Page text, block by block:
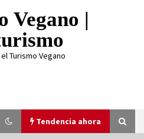
Vegano |
Turismo Vegano
Tendencia ahora